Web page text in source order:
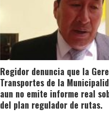
Regidor denuncia que la
Transportes de la
aun no emite informe real
del plan regulador de rutas.